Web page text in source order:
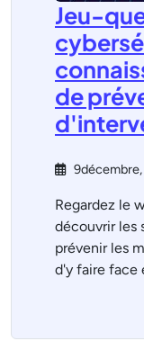
Jeu-
de
Regardez le
découvrir les
prévenir les
d'y faire face